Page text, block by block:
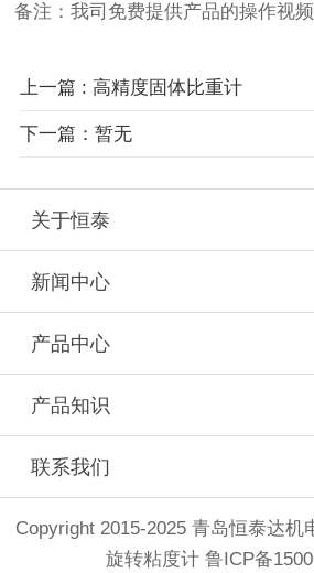
备注：我司免费提供产品的操作视频
上一篇 : 高精度固体比重计
下一篇：暂无
关于恒泰
新闻中心
产品中心
产品知识
联系我们
Copyright 2015-2025 青岛恒泰达机
旋转粘度计 鲁ICP备